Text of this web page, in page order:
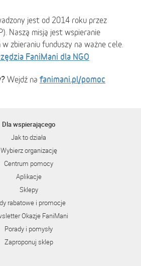
jest od 2014 roku przez
Naszą misją jest wspieranie
w zbieraniu funduszy na ważne cele.
FaniMani dla NGO
Wejdź na fanimani.pl/pomoc
Dla wspierającego
Jak to działa
Wybierz organizację
Centrum pomocy
Aplikacje
Sklepy
rabatowe i promocje
Okazje FaniMani
Porady i pomysły
Zaproponuj sklep